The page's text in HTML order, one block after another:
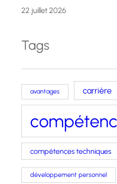
22 juillet 2026
Tags
avantages carrière
compétences techniques
développement personnel